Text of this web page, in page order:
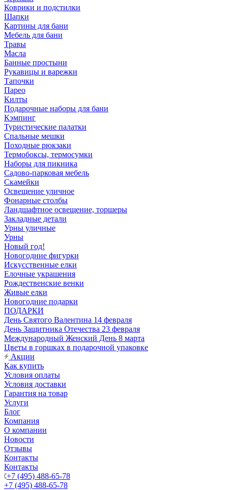
Коврики и подстилки
Шапки
Картины для бани
Мебель для бани
Травы
Масла
Банные простыни
Рукавицы и варежки
Тапочки
Парео
Килты
Подарочные наборы для бани
Кэмпинг
Туристические палатки
Спальные мешки
Походные рюкзаки
Термобоксы, термосумки
Наборы для пикника
Садово-парковая мебель
Скамейки
Освещение уличное
Фонарные столбы
Ландшафтное освещение, торшеры
Закладные детали
Урны уличные
Урны
Новый год!
Новогодние фигурки
Искусственные елки
Елочные украшения
Рождественские венки
Живые елки
Новогодние подарки
ПОДАРКИ
День Святого Валентина 14 февраля
День Защитника Отечества 23 февраля
Международный Женский День 8 марта
Цветы в горшках в подарочной упаковке
Акции
Как купить
Условия оплаты
Условия доставки
Гарантия на товар
Услуги
Блог
Компания
О компании
Новости
Отзывы
Контакты
Контакты
+7 (495) 488-65-78
+7 (495) 488-65-78